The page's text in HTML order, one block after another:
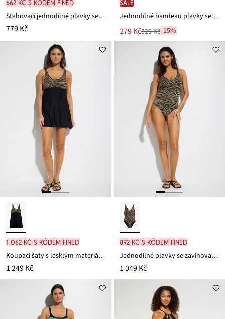
662 Kč s kódem FINED
Stahovací jednodílné plavky se zavinovacím vzhledem, s lesklým materiálem, střední tvarující efekt
779 Kč
SALE
Jednodílné bandeau plavky se zlatými detaily
Nová
cena
279 Kč
Zlevněno329 Kč-15%
1 062 Kč s kódem FINED
Koupací šaty s lesklým materiálem
1 249 Kč
892 Kč s kódem FINED
Jednodílné plavky se zavinovacím vzhledem, z lesklého materiálu
1 049 Kč